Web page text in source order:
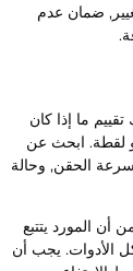
ضمان عدم
ما إذا كان
ابحث عن
الحقن, وحالة
المورد يتتبع
يجب أن